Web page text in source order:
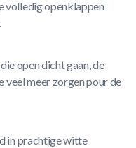
volledig openklappen
open dicht gaan, de
veel meer zorgen pour de
in prachtige witte